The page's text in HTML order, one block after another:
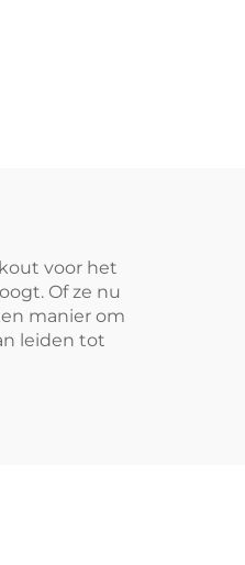
voor het
Of ze nu
manier om
leiden tot